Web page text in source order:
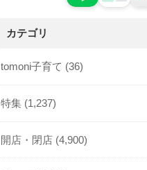
カテゴリ
tomoni子育て (36)
特集 (1,237)
開店・閉店 (4,900)